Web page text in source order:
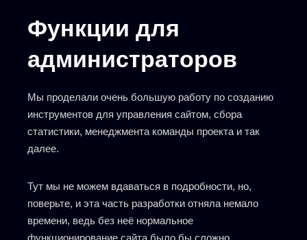
Функции для
администраторов
Мы проделали очень большую работу по созданию
инструментов для управления сайтом, сбора
статистики, менеджмента команды проекта и так
далее.
Тут мы не можем вдаваться в подробности, но,
поверьте, и эта часть разработки отняла немало
времени, ведь без неё нормальное
функционирование сайта было бы сложно